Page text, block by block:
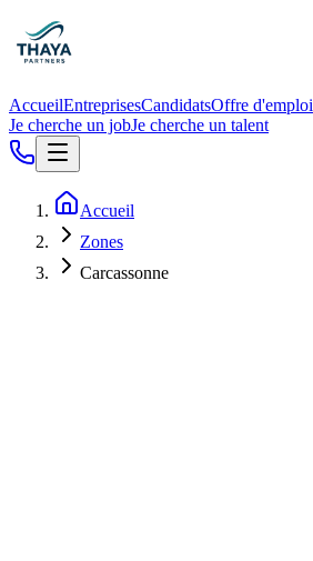
AccueilEntreprisesCandidatsOffre d'emploi
Je cherche un jobJe cherche un talent
Accueil
Zones
Carcassonne